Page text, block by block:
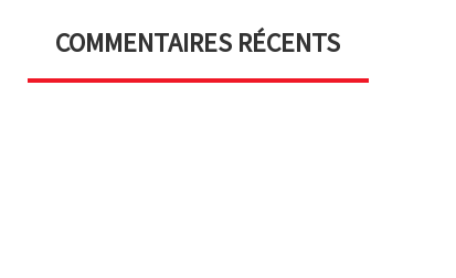
COMMENTAIRES RÉCENTS